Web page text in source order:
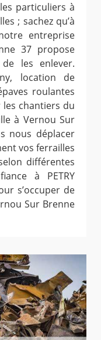
particuliers à
; sachez qu’à
entreprise
37 propose
les enlever.
location de
roulantes
chantiers du
à Vernou Sur
nous déplacer
vos ferrailles
différentes
à PETRY
s’occuper de
Sur Brenne